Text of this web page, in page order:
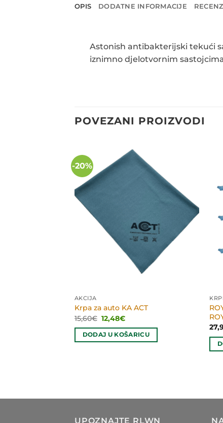
OPIS DODATNE INFORMACIJE
Astonish antibakterijski tekući
iznimno djelotvornim
POVEZANI PROIZVODI
-20%
AKCIJA
Krpa za auto KA ACT
15,60€ Izvorna
cijena
bila
je:
12,48€Trenutna
je:
12,48€.
DODAJ U KOŠARICU
UPOZNAJTE RLWN